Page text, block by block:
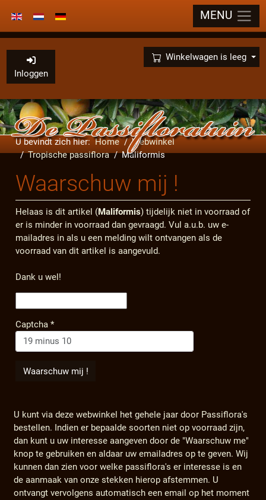
Inloggen
Winkelwagen is leeg
×
Selecteer de taal MENU
U bevindt zich hier:Home
Webwinkel
Tropische passiflora
Maliformis
Waarschuw mij !
Helaas is dit artikel (Maliformis) tijdelijk niet in voorraad of
er is minder in voorraad dan gevraagd. Vul a.u.b. uw e-
mailadres in als u een melding wilt ontvangen als de
voorraad van dit artikel is aangevuld.
Dank u wel!
Captcha*
U kunt via deze webwinkel het gehele jaar door Passiflora's
bestellen. Indien er bepaalde soorten niet op voorraad zijn,
dan kunt u uw interesse aangeven door de "Waarschuw me"
knop te gebruiken en aldaar uw emailadres op te geven. Wij
kunnen dan zien voor welke passiflora's er interesse is en
de aanmaak van onze stekken hierop afstemmen. U
ontvangt vervolgens automatisch een email op het moment